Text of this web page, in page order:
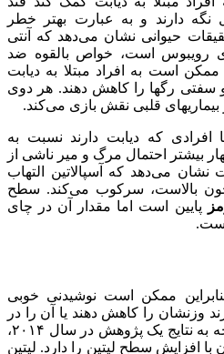
دارند و به عبارت بهتر خطر
حیوانی نشان می‌دهد که آنتی
رویبوس است، خواص بالقوه ضد
است به افراد مبتلا به دیابت
رگها را کاهش دهند. هر دوی
بیماریهای قلبی نقش بازی می‌کند.
افرادی که دیابت دارند نسبت به
بیشتر احتمال مرگ و میر ناشی از
نشان می‌دهد که آسپالاتین التهاب
بالاست، سرکوب می‌کند. سطح
پایین است اما مقدار آن در چای
ممکن است نوشیدنی خوبی
وزنشان را کاهش دهند یا آن را در
وضعیتی سالم نگه دارند. با توجه به نتایج یک پژوهش در سال ۲۰۱۴،
افزایش سطح لپتین را دارد. لپتین